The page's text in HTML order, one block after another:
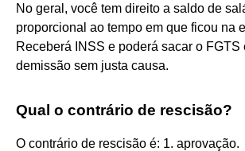
No geral, você tem direito a saldo de
proporcional ao tempo em que ficou na
Receberá INSS e poderá sacar o FGTS
demissão sem justa causa.
Qual o contrário de rescisão?
O contrário de rescisão é: 1. aprovação.